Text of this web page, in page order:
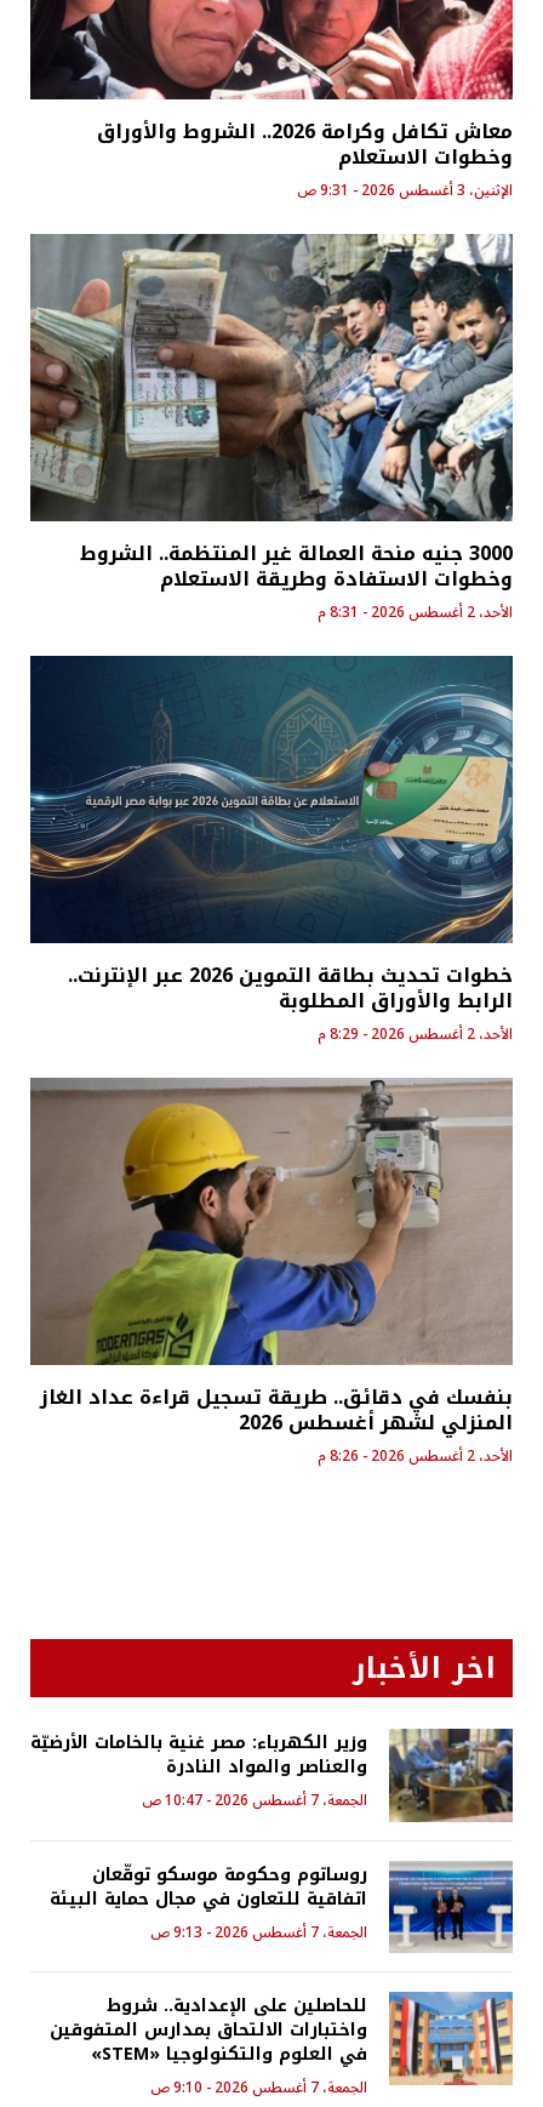
معاش تكافل وكرامة 2026.. الشروط والأوراق
وخطوات الاستعلام
الإثنين، 3 أغسطس 2026 - 9:31 ص
3000 جنيه منحة العمالة غير المنتظمة.. الشروط
وخطوات الاستفادة وطريقة الاستعلام
الأحد، 2 أغسطس 2026 - 8:31 م
خطوات تحديث بطاقة التموين 2026 عبر الإنترنت..
الرابط والأوراق المطلوبة
الأحد، 2 أغسطس 2026 - 8:29 م
بنفسك في دقائق.. طريقة تسجيل قراءة عداد الغاز
المنزلي لشهر أغسطس 2026
الأحد، 2 أغسطس 2026 - 8:26 م
اخر الأخبار
وزير الكهرباء: مصر غنية بالخامات الأرضيّة
والعناصر والمواد النادرة
الجمعة، 7 أغسطس 2026 - 10:47 ص
روساتوم وحكومة موسكو توقّعان
اتفاقية للتعاون في مجال حماية البيئة
الجمعة، 7 أغسطس 2026 - 9:13 ص
للحاصلين على الإعدادية.. شروط
واختبارات الالتحاق بمدارس المتفوقين
في العلوم والتكنولوجيا «STEM»
الجمعة، 7 أغسطس 2026 - 9:10 ص